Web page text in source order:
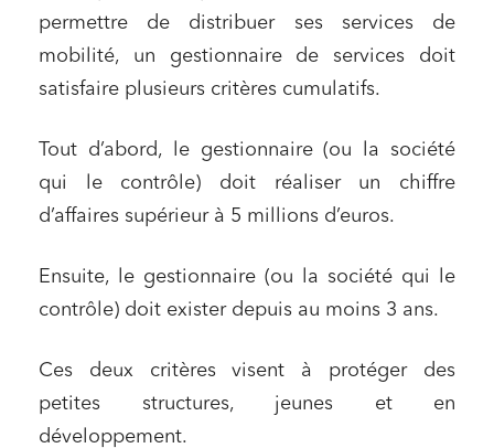
permettre de distribuer ses services de
mobilité, un gestionnaire de services doit
satisfaire plusieurs critères cumulatifs.
Tout d’abord, le gestionnaire (ou la société
qui le contrôle) doit réaliser un chiffre
d’affaires supérieur à 5 millions d’euros.
Ensuite, le gestionnaire (ou la société qui le
contrôle) doit exister depuis au moins 3 ans.
Ces deux critères visent à protéger des
petites structures, jeunes et en
développement.